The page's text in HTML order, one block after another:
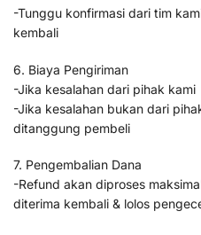
-Tunggu konfirmasi dari tim
kembali
6. Biaya Pengiriman
-Jika kesalahan dari pihak
-Jika kesalahan bukan dari
ditanggung pembeli
7. Pengembalian Dana
-Refund akan diproses
diterima kembali & lolos